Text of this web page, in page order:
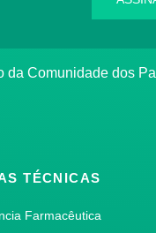
da Comunidade dos
TÉCNICAS
Farmacêutica